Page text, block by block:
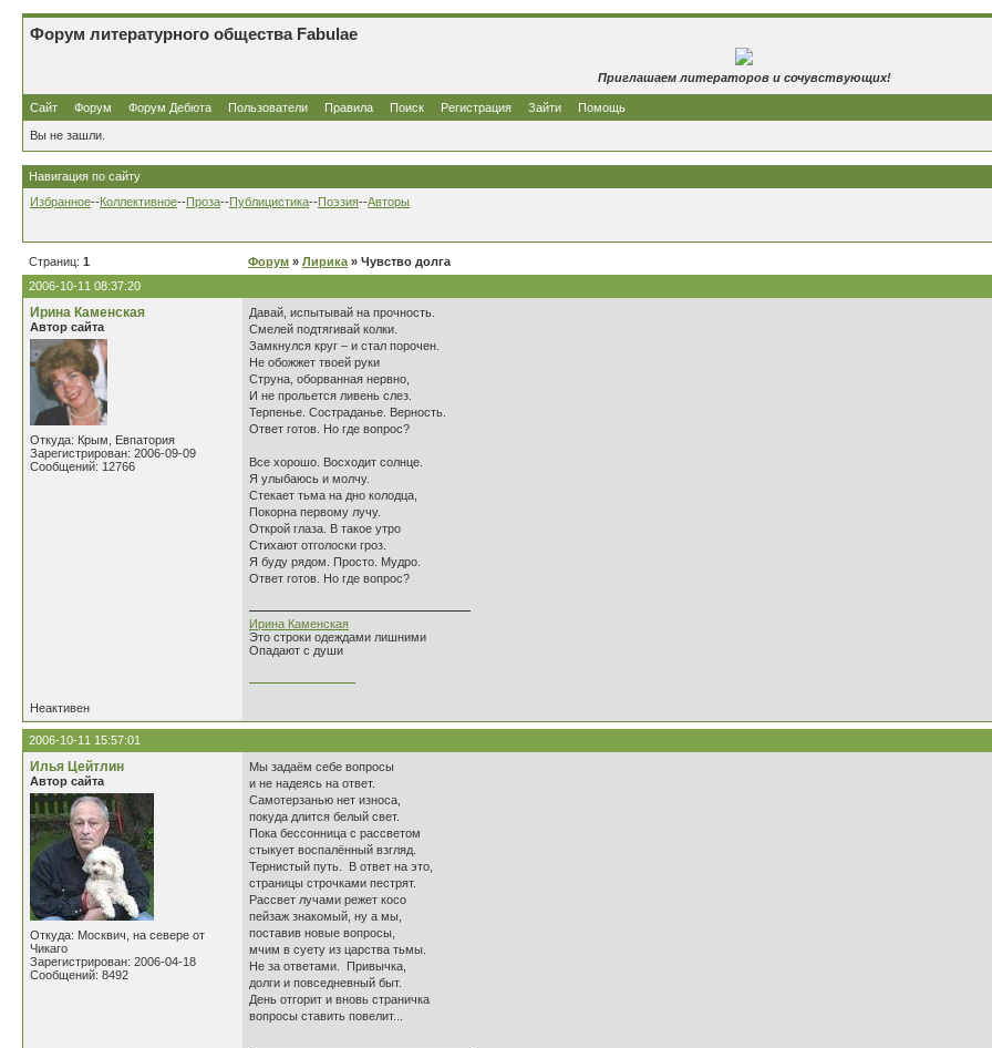
Форум литературного общества Fabulae
Приглашаем литераторов и сочувствующих!
Сайт Форум Форум Дебюта Пользователи Правила Поиск Регистрация Зайти Помощь
Вы не зашли.
Навигация по сайту
Избранное--Коллективное--Проза--Публицистика--Поэзия--Авторы
Страниц: 1 Форум » Лирика » Чувство долга
2006-10-11 08:37:20
Ирина Каменская
Автор сайта
Откуда: Крым, Евпатория
Зарегистрирован: 2006-09-09
Сообщений: 12766
Давай, испытывай на прочность.
Смелей подтягивай колки.
Замкнулся круг – и стал порочен.
Не обожжет твоей руки
Струна, оборванная нервно,
И не прольется ливень слез.
Терпенье. Состраданье. Верность.
Ответ готов. Но где вопрос?
Все хорошо. Восходит солнце.
Я улыбаюсь и молчу.
Стекает тьма на дно колодца,
Покорна первому лучу.
Открой глаза. В такое утро
Стихают отголоски гроз.
Я буду рядом. Просто. Мудро.
Ответ готов. Но где вопрос?
Ирина Каменская
Это строки одеждами лишними
Опадают с души
Неактивен
2006-10-11 15:57:01
Илья Цейтлин
Автор сайта
Откуда: Москвич, на севере от
Чикаго
Зарегистрирован: 2006-04-18
Сообщений: 8492
Мы задаём себе вопросы
и не надеясь на ответ.
Самотерзанью нет износа,
покуда длится белый свет.
Пока бессонница с рассветом
стыкует воспалённый взгляд.
Тернистый путь. В ответ на это,
страницы строчками пестрят.
Рассвет лучами режет косо
пейзаж знакомый, ну а мы,
поставив новые вопросы,
мчим в суету из царства тьмы.
Не за ответами. Привычка,
долги и повседневный быт.
День отгорит и вновь страничка
вопросы ставить повелит...